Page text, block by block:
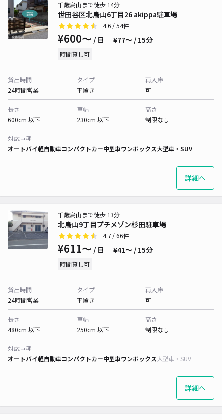
世田谷区北烏山6丁目26 akippa駐車場
千歳烏山まで徒歩 14分
4.6 / 54件
¥600〜 / 日 ¥77〜 / 15分
時間貸し可
貸出時間
24時間営業
タイプ
平置き
再入庫
可
長さ
600cm 以下
車幅
230cm 以下
高さ
制限なし
対応車種
オートバイ軽自動車コンパクトカー中型車ワンボックス大型車・SUV
詳細へ
北烏山9丁目プチメゾン杉田駐車場
千歳烏山まで徒歩 13分
4.7 / 66件
¥611〜 / 日 ¥41〜 / 15分
時間貸し可
貸出時間
24時間営業
タイプ
平置き
再入庫
可
長さ
480cm 以下
車幅
250cm 以下
高さ
制限なし
対応車種
オートバイ軽自動車コンパクトカー中型車ワンボックス大型車・SUV
詳細へ